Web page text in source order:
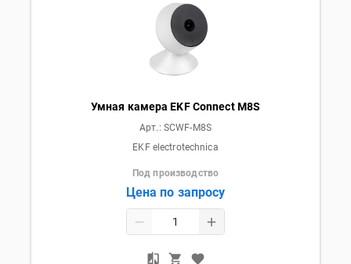
Умная камера EKF Connect M8S
Арт.: SCWF-M8S
EKF electrotechnica
Под производство
Цена по запросу